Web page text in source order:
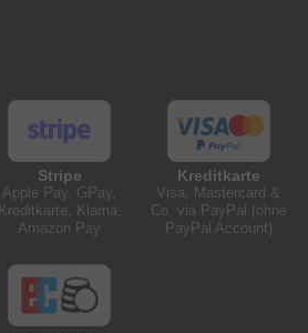
Stripe
Apple Pay, GPay,
Kreditkarte, Klarna,
Amazon Pay
Kreditkarte
Visa, Mastercard &
Co. via PayPal (ohne
PayPal Account)